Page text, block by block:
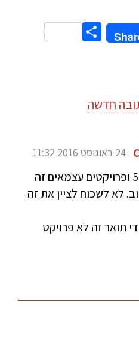
Share
חדשה
24 באוגוסט 2016 11:32
בתור מעסיק: 5 ופרויקטים עצמאים זה
לא לשכוח לציין את זה
תואר זה לא פרויקט